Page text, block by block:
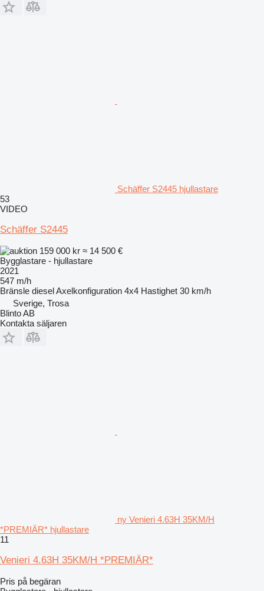
Schäffer S2445 hjullastare
53
VIDEO
Schäffer S2445
159 000 kr ≈ 14 500 €
Bygglastare - hjullastare
2021
547 m/h
Bränsle dieselAxelkonfiguration 4x4 Hastighet 30 km/h
Sverige, Trosa
Blinto AB
Kontakta säljaren
ny Venieri 4.63H 35KM/H
*PREMIÄR* hjullastare
11
Venieri 4.63H 35KM/H *PREMIÄR*
Pris på begäran